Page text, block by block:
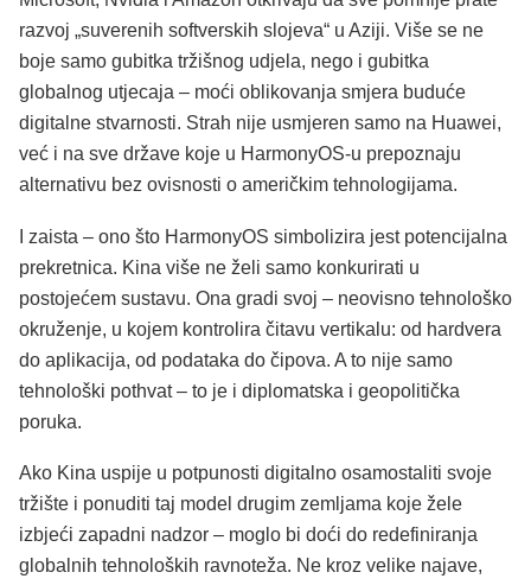
razvoj „suverenih softverskih slojeva“ u Aziji. Više se ne
boje samo gubitka tržišnog udjela, nego i gubitka
globalnog utjecaja – moći oblikovanja smjera buduće
digitalne stvarnosti. Strah nije usmjeren samo na Huawei,
već i na sve države koje u HarmonyOS-u prepoznaju
alternativu bez ovisnosti o američkim tehnologijama.
I zaista – ono što HarmonyOS simbolizira jest potencijalna
prekretnica. Kina više ne želi samo konkurirati u
postojećem sustavu. Ona gradi svoj – neovisno tehnološko
okruženje, u kojem kontrolira čitavu vertikalu: od hardvera
do aplikacija, od podataka do čipova. A to nije samo
tehnološki pothvat – to je i diplomatska i geopolitička
poruka.
Ako Kina uspije u potpunosti digitalno osamostaliti svoje
tržište i ponuditi taj model drugim zemljama koje žele
izbjeći zapadni nadzor – moglo bi doći do redefiniranja
globalnih tehnoloških ravnoteža. Ne kroz velike najave,